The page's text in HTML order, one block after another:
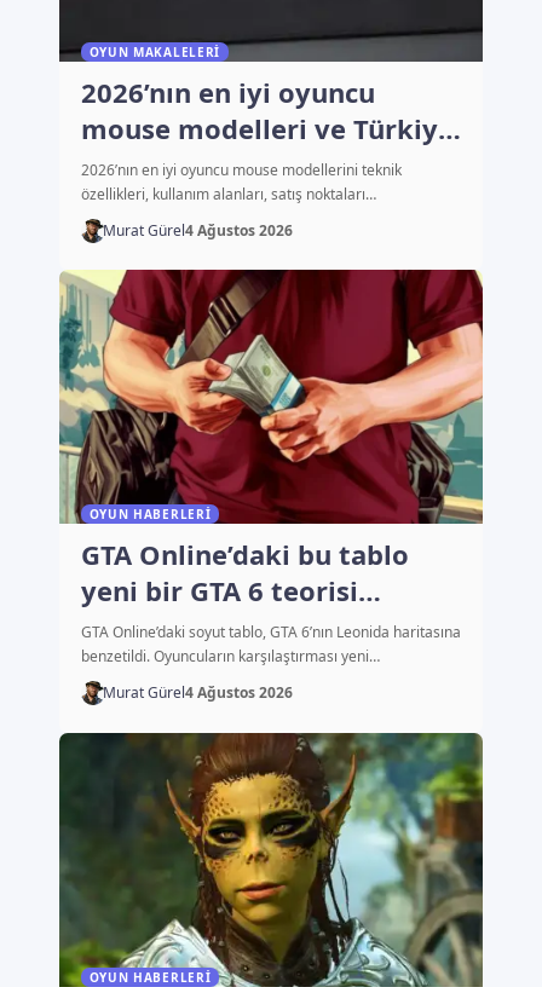
OYUN MAKALELERI
2026’nın en iyi oyuncu
mouse modelleri ve Türkiye
fiyatları
2026’nın en iyi oyuncu mouse modellerini teknik
özellikleri, kullanım alanları, satış noktaları…
Murat Gürel4 Ağustos 2026
OYUN HABERLERI
GTA Online’daki bu tablo
yeni bir GTA 6 teorisi
başlattı
GTA Online’daki soyut tablo, GTA 6’nın Leonida haritasına
benzetildi. Oyuncuların karşılaştırması yeni…
Murat Gürel4 Ağustos 2026
OYUN HABERLERI